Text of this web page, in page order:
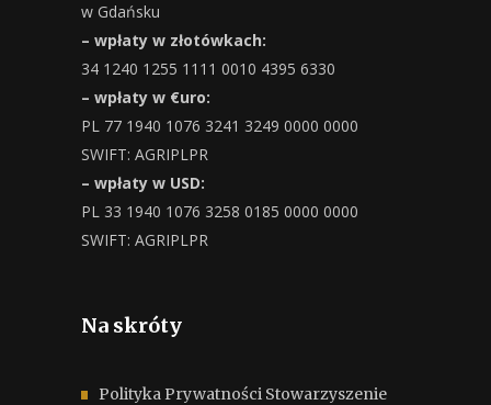
w Gdańsku
– wpłaty w złotówkach:
34 1240 1255 1111 0010 4395 6330
– wpłaty w €uro:
PL 77 1940 1076 3241 3249 0000 0000
SWIFT: AGRIPLPR
– wpłaty w USD:
PL 33 1940 1076 3258 0185 0000 0000
SWIFT: AGRIPLPR
Na skróty
Polityka Prywatności Stowarzyszenie